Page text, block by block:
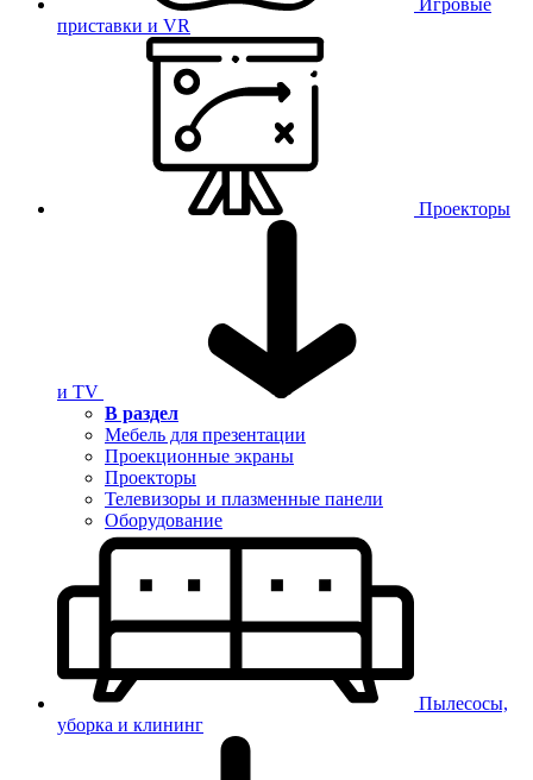
Игровые
приставки и VR
Проекторы
и TV
В раздел
Мебель для презентации
Проекционные экраны
Проекторы
Телевизоры и плазменные панели
Оборудование
Пылесосы,
уборка и клининг